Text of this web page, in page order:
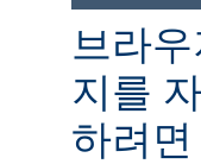
브라
지를
하려면